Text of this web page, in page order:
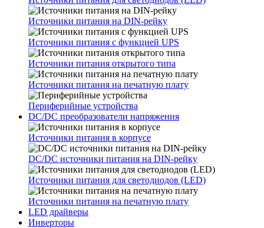
Источники питания на DIN-рейку
Источники питания с функцией UPS
Источники питания открытого типа
Источники питания на печатную плату
Периферийные устройства
DC/DC преобразователи напряжения
Источники питания в корпусе
DC/DC источники питания на DIN-рейку
Источники питания для светодиодов (LED)
Источники питания на печатную плату
LED драйверы
Инверторы